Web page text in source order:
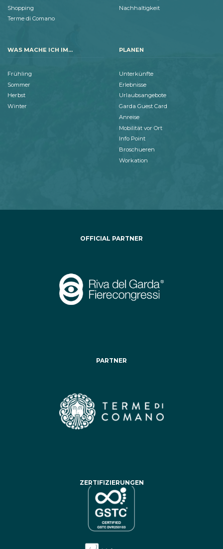
Shopping
Terme di Comano
Nachhaltigkeit
WAS MACHE ICH IM...
Frühling
Sommer
Herbst
Winter
PLANEN
Unterkünfte
Erlebnisse
Urlaubsangebote
Garda Guest Card
Anreise
Mobilität vor Ort
Info Point
Broschueren
Workation
OFFICIAL PARTNER
PARTNER
ZERTIFIZIERUNGEN